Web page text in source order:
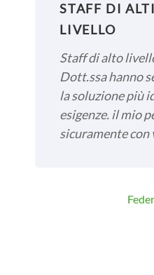
STAFF DI
LIVELLO
Staff di alto
Dott.ssa hanno
la soluzione più
esigenze. il mio
sicuramente con